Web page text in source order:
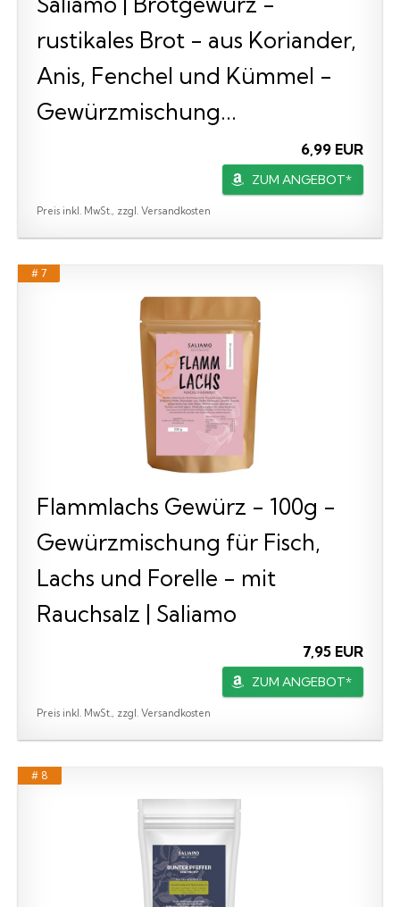
rustikales Brot - aus Koriander,
Anis, Fenchel und Kümmel -
Gewürzmischung...
6,99 EUR
ZUM ANGEBOT*
Preis inkl. MwSt., zzgl. Versandkosten
# 7
Flammlachs Gewürz - 100g -
Gewürzmischung für Fisch,
Lachs und Forelle - mit
Rauchsalz | Saliamo
7,95 EUR
ZUM ANGEBOT*
Preis inkl. MwSt., zzgl. Versandkosten
# 8